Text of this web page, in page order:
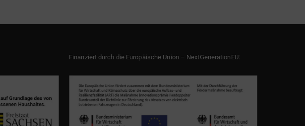
Finanziert durch die Europäische Union – NextGenerationEU: